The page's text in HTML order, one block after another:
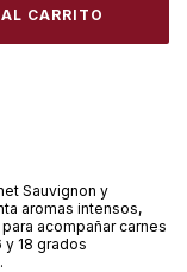
Sauvignon y
aromas intensos,
acompañar carnes
y 18 grados